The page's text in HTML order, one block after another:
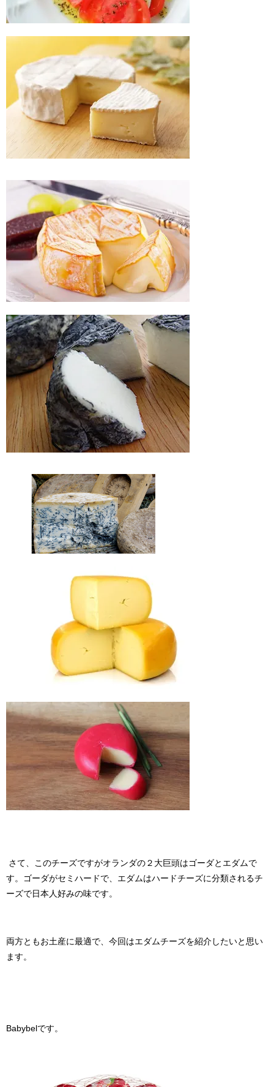
さて、このチーズですがオランダの２大巨頭はゴーダとエダムで
す。ゴーダがセミハードで、エダムはハードチーズに分類されるチ
ーズで日本人好みの味です。
両方ともお土産に最適で、今回はエダムチーズを紹介したいと思い
ます。
Babybelです。